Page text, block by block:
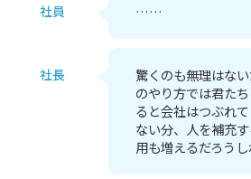
社員 ……
社長
驚くのも無理はな
のやり方では君た
ると会社はつぶれ
ない分、人を補充
用も増えるだろう